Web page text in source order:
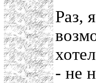
Раз,
- не